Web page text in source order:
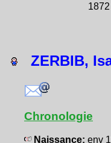
ZERBIB,
Chronologie
Naissance: env